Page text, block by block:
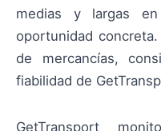
medias y largas en
oportunidad
de mercancías,
fiabilidad de
GetTransport